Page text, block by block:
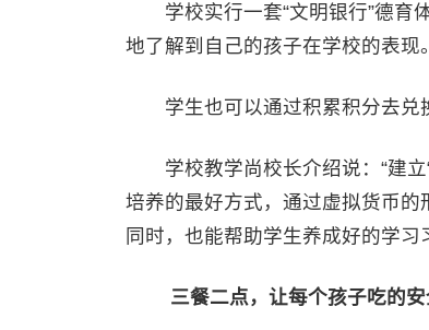
学校实行一套“文明银行”德育体
地了解到自己的孩子在学校的表现。
学生也可以通过积累积分去兑换
学校教学尚校长介绍说：“建立“
培养的最好方式，通过虚拟货币
同时，也能帮助学生养成好的学习
三餐二点，让每个孩子吃的